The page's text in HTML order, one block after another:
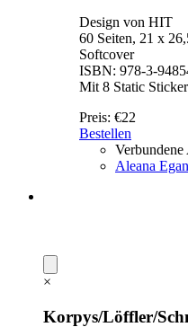
Design von HIT
60 Seiten, 21 x
Softcover
ISBN: 978-3-
Mit 8 Static Sticker
Preis: €22
Bestellen
Verbundene
Aleana Egan
×
Korpys/Löffler/